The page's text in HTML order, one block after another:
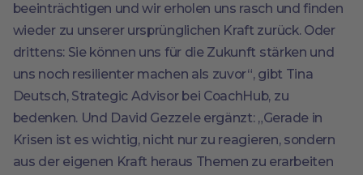
beeinträchtigen und wir erholen uns rasch und finden
wieder zu unserer ursprünglichen Kraft zurück. Oder
drittens: Sie können uns für die Zukunft stärken und
uns noch resilienter machen als zuvor“, gibt Tina
Deutsch, Strategic Advisor bei CoachHub, zu
bedenken. Und David Gezzele ergänzt: „Gerade in
Krisen ist es wichtig, nicht nur zu reagieren, sondern
aus der eigenen Kraft heraus Themen zu erarbeiten